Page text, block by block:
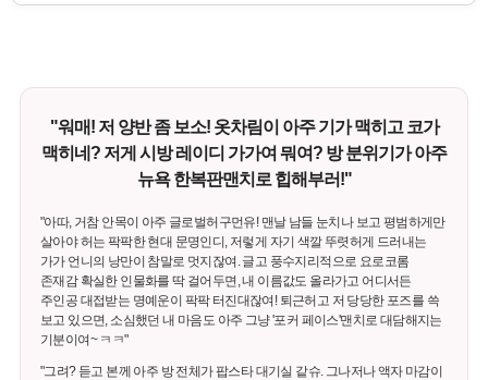
"워매! 저 양반 좀 보소! 옷차림이 아주 기가 맥히고 코가
맥히네? 저게 시방 레이디 가가여 뭐여? 방 분위기가 아주
뉴욕 한복판맨치로 힙해부러!"
"아따, 거참 안목이 아주 글로벌허구먼유! 맨날 남들 눈치나 보고 평범하게만
살아야 허는 팍팍한 현대 문명인디, 저렇게 자기 색깔 뚜렷허게 드러내는
가가 언니의 낭만이 참말로 멋지잖여. 글고 풍수지리적으로 요로코롬
존재감 확실한 인물화를 딱 걸어두면, 내 이름값도 올라가고 어디서든
주인공 대접받는 명예운이 팍팍 터진대잖여! 퇴근허고 저 당당한 포즈를 쓱
보고 있으면, 소심했던 내 마음도 아주 그냥 '포커 페이스'맨치로 대담해지는
기분이여~ ㅋㅋ"
"그려? 듣고 본께 아주 방 전체가 팝스타 대기실 같슈. 그나저나 액자 마감이